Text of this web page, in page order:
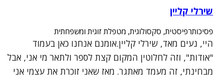
שירלי קליין
פסיכותרפיסטית, סקסולוגית, מטפלת זוגית ומשפחתית
היי, נעים מאד, שירלי קליין.אומנם אנחנו כאן בעמוד
"אודות", וזה לחלוטין המקום קצת לספר ולתאר מי אני, אבל
מבחינתי, זה מעמד מאתגר. מאז שאני זוכרת את עצמי אני